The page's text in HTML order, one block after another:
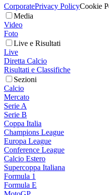
CorporatePrivacy PolicyCookie
Media
Video
Foto
Live e Risultati
Live
Diretta Calcio
Risultati e Classifiche
Sezioni
Calcio
Mercato
Serie A
Serie B
Coppa Italia
Champions League
Europa League
Conference League
Calcio Estero
Supercoppa Italiana
Formula 1
Formula E